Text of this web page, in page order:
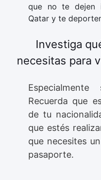
que no te dejen
Qatar y te
Investiga
necesitas para
Recuerda que
de tu
que estés
que necesites
pasaporte.